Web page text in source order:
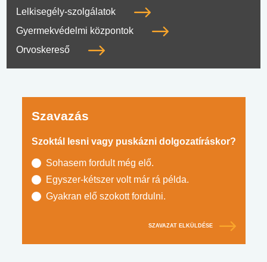
Lelkisegély-szolgálatok
Gyermekvédelmi központok
Orvoskereső
Szavazás
Szoktál lesni vagy puskázni dolgozatíráskor?
Sohasem fordult még elő.
Egyszer-kétszer volt már rá példa.
Gyakran elő szokott fordulni.
SZAVAZAT ELKÜLDÉSE